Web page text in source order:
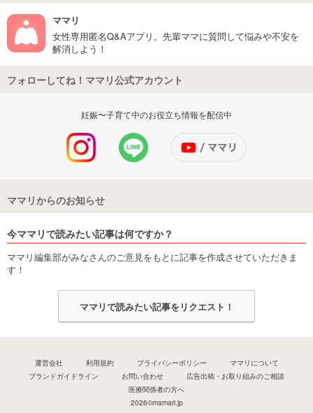
ママリ
女性専用匿名Q&Aアプリ。先輩ママに質問して悩みや不安を
解消しよう！
フォローしてね！ママリ公式アカウント
妊娠〜子育て中のお役立ち情報を配信中
ママリからのお知らせ
今ママリで読みたい記事は何ですか？
ママリ編集部がみなさんのご意見をもとに記事を作成させていただきま
す！
ママリで読みたい記事をリクエスト！
運営会社 利用規約 プライバシーポリシー
ママリについて
ブランドガイドライン
お問い合わせ
広告出稿・お取り組みのご相談
医療関係者の方へ
2026©mamari.jp